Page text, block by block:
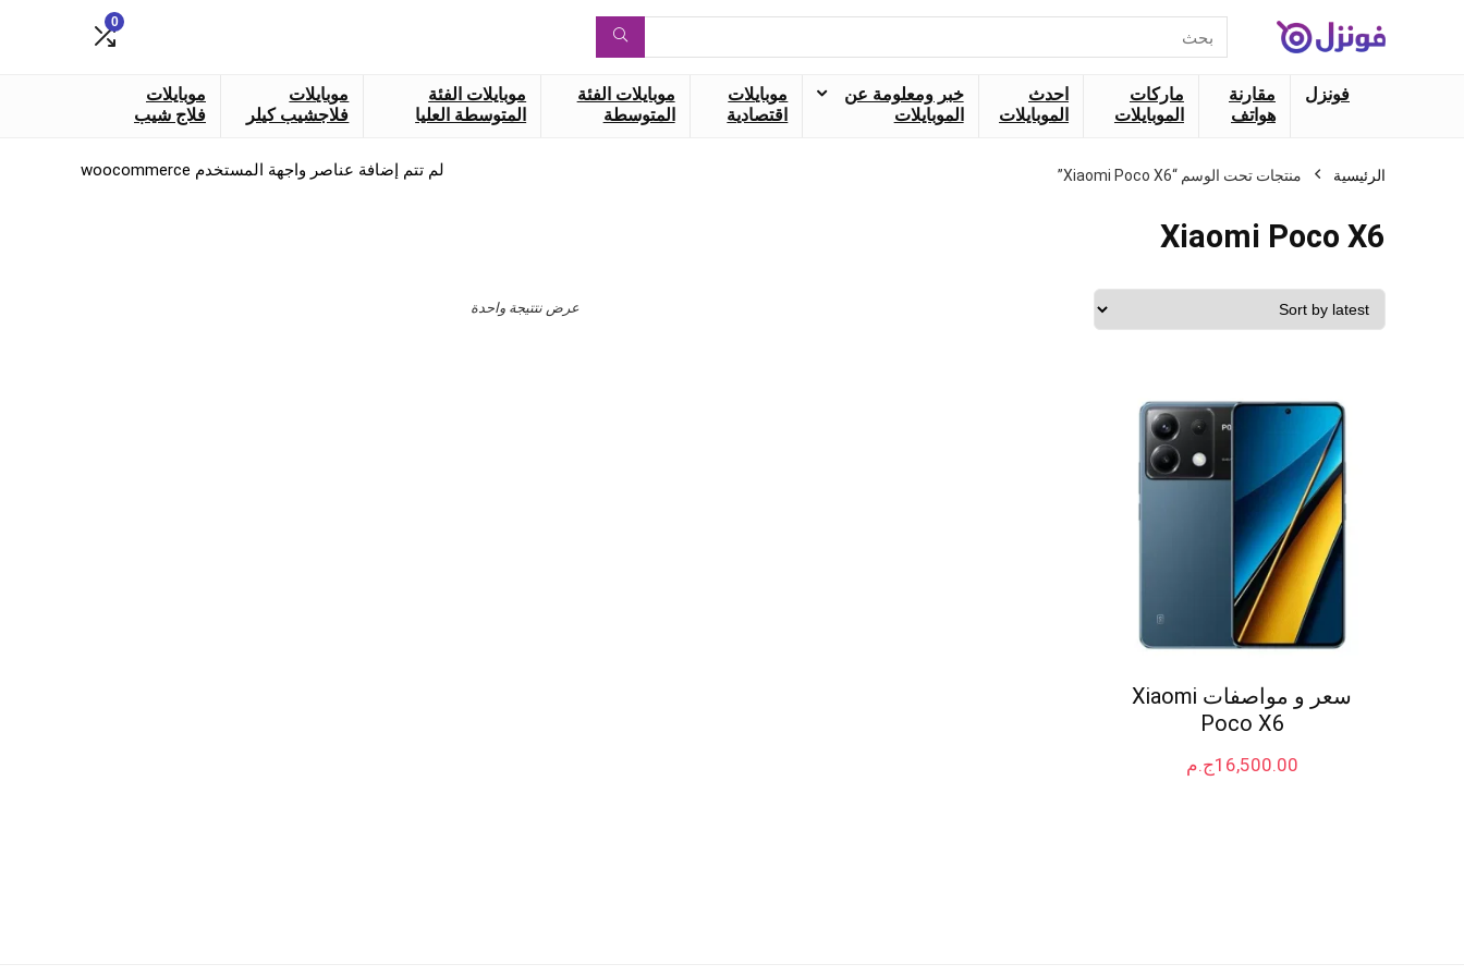
عن:
0
فونزل
مقارنة
هواتف
ماركات
الموبايلات
احدث
الموبايلات
خبر ومعلومة عن
الموبايلات
موبايلات
اقتصادية
موبايلات الفئة
المتوسطة
موبايلات الفئة
المتوسطة العليا
موبايلات
فلاجشيب كيلر
موبايلات
فلاج شيب
الرئيسية منتجات تحت الوسم “Xiaomi Poco X6”
Xiaomi Poco X6
عرض نتتيجة واحدة
سعر و مواصفات Xiaomi
Poco X6
ج.م16,500.00
لم تتم إضافة عناصر واجهة المستخدم woocommerce